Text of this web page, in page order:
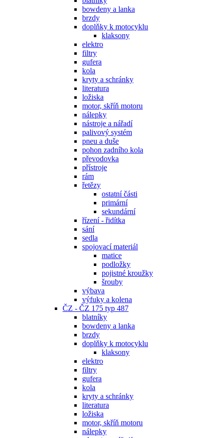
bowdeny a lanka
brzdy
doplňky k motocyklu
klaksony
elektro
filtry
gufera
kola
kryty a schránky
literatura
ložiska
motor, skříň motoru
nálepky
nástroje a nářadí
palivový systém
pneu a duše
pohon zadního kola
převodovka
přístroje
rám
řetězy
ostatní části
primární
sekundární
řízení - řidítka
sání
sedla
spojovací materiál
matice
podložky
pojistné kroužky
šrouby
výbava
výfuky a kolena
ČZ - ČZ 175 typ 487
blatníky
bowdeny a lanka
brzdy
doplňky k motocyklu
klaksony
elektro
filtry
gufera
kola
kryty a schránky
literatura
ložiska
motor, skříň motoru
nálepky